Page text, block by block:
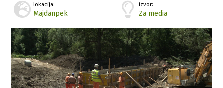
lokacija:
Majdanpek
izvor:
Za media